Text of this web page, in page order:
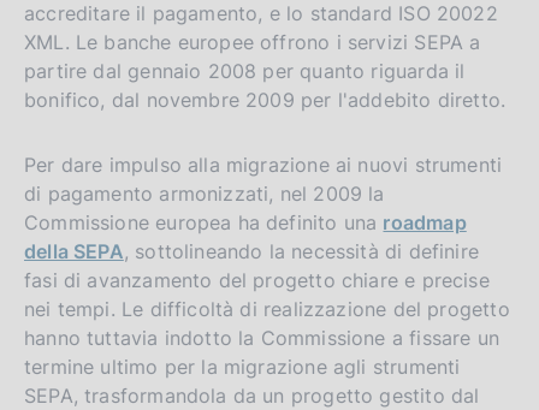
accreditare il pagamento, e lo standard ISO 20022
XML. Le banche europee offrono i servizi SEPA a
partire dal gennaio 2008 per quanto riguarda il
bonifico, dal novembre 2009 per l'addebito diretto.
Per dare impulso alla migrazione ai nuovi strumenti
di pagamento armonizzati, nel 2009 la
Commissione europea ha definito una roadmap
della SEPA, sottolineando la necessità di definire
fasi di avanzamento del progetto chiare e precise
nei tempi. Le difficoltà di realizzazione del progetto
hanno tuttavia indotto la Commissione a fissare un
termine ultimo per la migrazione agli strumenti
SEPA, trasformandola da un progetto gestito dal